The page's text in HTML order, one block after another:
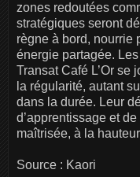
zones redoutées
stratégiques seront
règne à bord, nourrie
énergie partagée.
Transat Café L’Or se
la régularité, autant
dans la durée. Leur
d’apprentissage et
maîtrisée, à la
Source : Kaori